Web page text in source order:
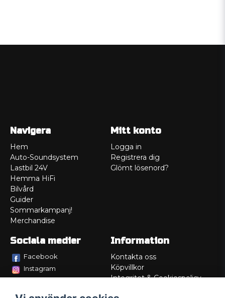
Navigera
Hem
Auto-Soundsystem
Lastbil 24V
Hemma HiFi
Bilvård
Guider
Sommarkampanj!
Merchandise
Mitt konto
Logga in
Registrera dig
Glömt lösenord?
Sociala medier
Facebook
Instagram
Information
Kontakta oss
Köpvillkor
Integritet & Cookiespolicy